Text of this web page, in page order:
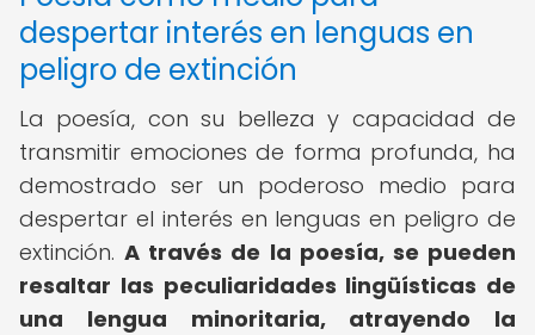
despertar interés en lenguas en
peligro de extinción
La poesía, con su belleza y capacidad de
transmitir emociones de forma profunda, ha
demostrado ser un poderoso medio para
despertar el interés en lenguas en peligro de
extinción.A través de la poesía, se pueden
resaltar las peculiaridades lingüísticas de
una lengua minoritaria, atrayendo la